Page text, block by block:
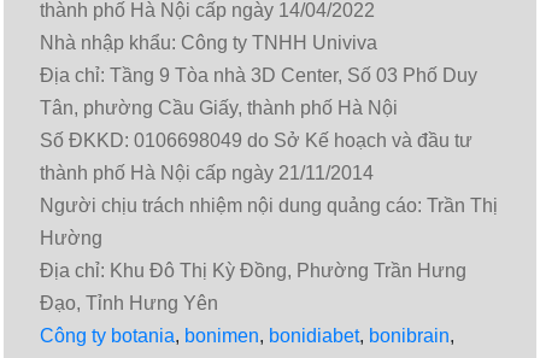
thành phố Hà Nội cấp ngày 14/04/2022
Nhà nhập khẩu: Công ty TNHH Univiva
Địa chỉ: Tầng 9 Tòa nhà 3D Center, Số 03 Phố Duy
Tân, phường Cầu Giấy, thành phố Hà Nội
Số ĐKKD: 0106698049 do Sở Kế hoạch và đầu tư
thành phố Hà Nội cấp ngày 21/11/2014
Người chịu trách nhiệm nội dung quảng cáo: Trần Thị
Hường
Địa chỉ: Khu Đô Thị Kỳ Đồng, Phường Trần Hưng
Đạo, Tỉnh Hưng Yên
Công ty botania, bonimen, bonidiabet, bonibrain,